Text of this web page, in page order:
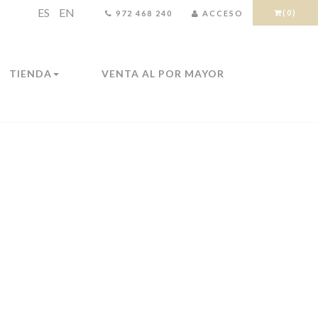
972 468 240 ACCESO (0)
ES EN
TIENDA VENTA AL POR MAYOR